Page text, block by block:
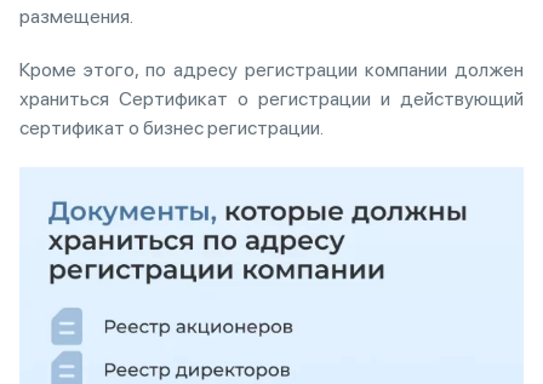
размещения.
Кроме этого, по адресу регистрации компании должен
храниться Сертификат о регистрации и действующий
сертификат о бизнес регистрации.